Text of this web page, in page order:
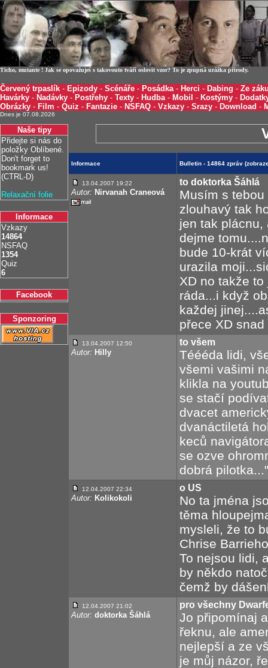
Ticho, mutante ! Jak se opovažuješ s takovouto tváří oslovit vzor? To je zpupná urážka přírody.
Červený trpaslík - Epizody - Scénáře - Posádka- Herci - Dabing - Ze
Havárky - Nadávky - Postřehy - Texty - Hudba- Mobil - Kostýmy -
Obrázky - Film - Quiz - Fantazie - NSFAQ - Vzkazy - Srazy - Download -
Dnes je 07.08.2026
Naše tipy
Přidejte si nás do
položky Oblíbené.
Don't forget to
bookmark us!
(CTRL-D)
Relaxační folie
Informace
Vzkazy
14864
NSFAQ
1354
Quiz
6
Facebook
Sponzoring
Informace Bulletin - 14864 zpráv
13.04.2007 19:22
Autor: Nirvanah Craneová
to doktorka Šáhlá
Musím s
zlouhavý tak
jen tak
dejme
bude 10-krát
urazila
XD no takže
ráda...i když
každej
přece XD
13.04.2007 12:50
Autor: Hilly
to všem
Téééda lidi,
všemi vašimi
klikla na
se stačí
dvacet
dvanáctiletá
keců
se ozve
dobrá
12.04.2007 22:34
Autor: Kolikokoli
o US
No ta jména
těma
mysleli, že to
Chrise
To nejsou lidi,
by někdo
čemž by
12.04.2007 21:02
Autor: doktorka Šáhlá
pro všechny
Jo připomínaj
řeknu, ale
nejlepší a ze
je můj názor,